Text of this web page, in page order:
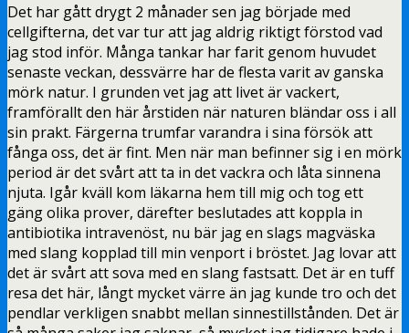
Det har gått drygt 2 månader sen jag började med
cellgifterna, det var tur att jag aldrig riktigt förstod vad
jag stod inför. Många tankar har farit genom huvudet
senaste veckan, dessvärre har de flesta varit av ganska
mörk natur. I grunden vet jag att livet är vackert,
framförallt den här årstiden när naturen bländar oss i all
sin prakt. Färgerna trumfar varandra i sina försök att
fånga oss, det är fint. Men när man befinner sig i en mörk
period är det svårt att ta in det vackra och låta sinnena
njuta. Igår kväll kom läkarna hem till mig och tog ett
gäng olika prover, därefter beslutades att koppla in
antibiotika intravenöst, nu bär jag en slags magväska
med slang kopplad till min venport i bröstet. Jag lovar att
det är svårt att sova med en slang fastsatt. Det är en tuff
resa det här, långt mycket värre än jag kunde tro och det
pendlar verkligen snabbt mellan sinnestillstånden. Det är